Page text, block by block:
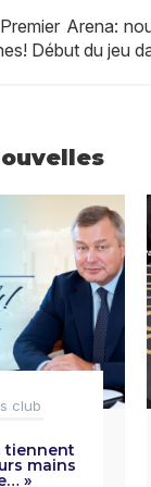
Arena:
Début du jeu
club
tiennent
mains
»